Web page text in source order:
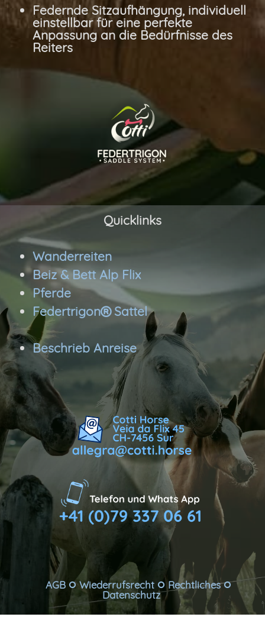
Federnde Sitzaufhängung, individuell
einstellbar für eine perfekte
Anpassung an die Bedürfnisse des
Reiters
Quicklinks
Wanderreiten
Beiz & Bett Alp Flix
Pferde
Federtrigon Sattel
Beschrieb Anreise
AGB  Wiederrufsrecht  Rechtliches 
Datenschutz